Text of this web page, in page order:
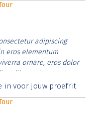
adipiscing
eros elementum
ornare, eros dolor
libero vitae erat.
id rutrum lorem
in voor jouw proefrit